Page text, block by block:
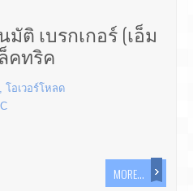
ติ เบรกเกอร์ (เอ็ม
คทริค
โอเวอร์โหลด
MORE...